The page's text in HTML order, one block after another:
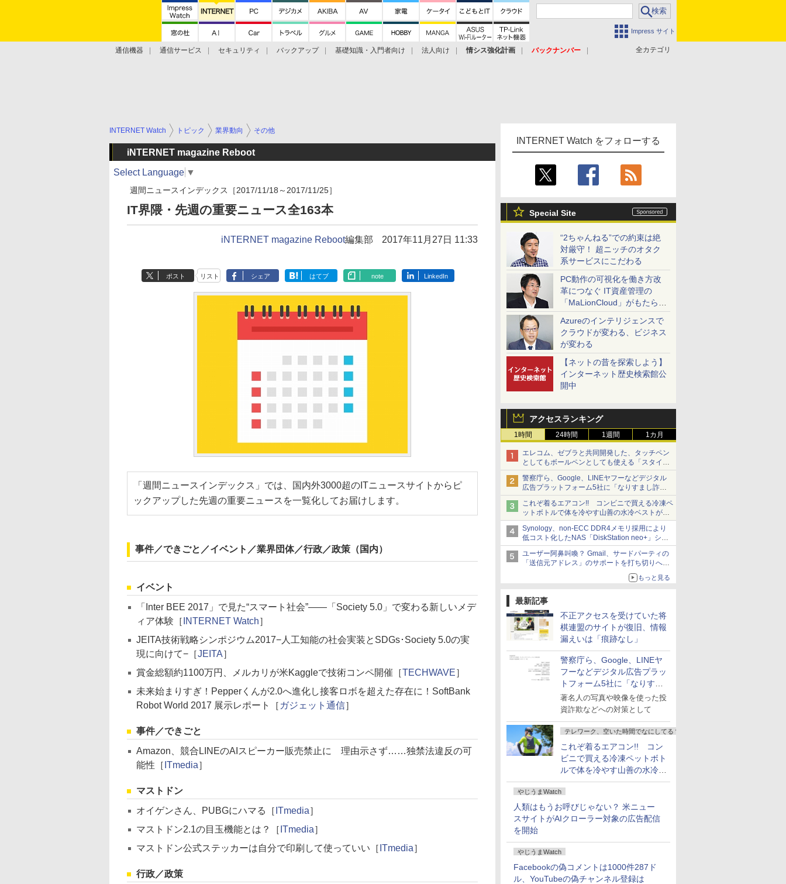
Impress サイト
全カテゴリ
通信機器 通信サービス セキュリティ バックアップ 基礎知識・入門者向け 法人向け 情シス強化計画
バックナンバー
INTERNET Watch をフォローする
Special Site
“2ちゃんねる”での約束は絶
対厳守！ 超ニッチのオタク
系サービスにこだわる
PC動作の可視化を働き方改
革につなぐ IT資産管理の
「MaLionCloud」がもたらす
変革
Azureのインテリジェンスで
クラウドが変わる、ビジネス
が変わる
【ネットの昔を探索しよう】
インターネット歴史検索館公
開中
アクセスランキング
1時間 24時間 1週間 1カ月
エレコム、ゼブラと共同開発した、タッチペン
としてもボールペンとしても使える「スタイラ
スツーウェイ」発売 iPadにも紙にも、持ち替
えずに書き込める
警察庁ら、Google、LINEヤフーなどデジタル
広告プラットフォーム5社に「なりすまし詐欺
広告」対策強化を要請 著名人の写真や映像を
使った投資詐欺などへの対策として
これぞ着るエアコン!! コンビニで買える冷凍ペ
ットボトルで体を冷やす山善の水冷ベストがロ
ードバイクにちょうどいい【ぼっち・ざ・ろー
ど！その14】【空いた時間でなにしてる？】
Synology、non-ECC DDR4メモリ採用により
低コスト化したNAS「DiskStation neo+」シリ
ーズ 予算を抑えて導入でき、ECCメモリへの
アップグレードも可能
ユーザー阿鼻叫喚？ Gmail、サードパーティの
「送信元アドレス」のサポートを打ち切りへ
もっと見る
最新記事
不正アクセスを受けていた将
棋連盟のサイトが復旧、情報
漏えいは「痕跡なし」
警察庁ら、Google、LINEヤ
フーなどデジタル広告プラッ
トフォーム5社に「なりすま
し詐欺広告」対策強化を要請
著名人の写真や映像を使った投
資詐欺などへの対策として
テレワーク、空いた時間でなにしてる？
これぞ着るエアコン!! コン
ビニで買える冷凍ペットボト
ルで体を冷やす山善の水冷ベ
ストがロードバイクにちょう
どいい【ぼっち・ざ・ろー
ど！その14】
やじうまWatch
人類はもうお呼びじゃない？ 米ニュー
スサイトがAIクローラー対象の広告配信
を開始
やじうまWatch
Facebookの偽コメントは1000件287ド
ル、YouTubeの偽チャンネル登録は
INTERNET Watch トピック 業界動向 その他
iNTERNET magazine Reboot
Select Language ▼
週間ニュースインデックス［2017/11/18～2017/11/25］
IT界隈・先週の重要ニュース全163本
iNTERNET magazine Reboot編集部 2017年11月27日 11:33
ポスト リスト シェア はてブ note LinkedIn
「週間ニュースインデックス」では、国内外3000超のITニュースサイトからピ
ックアップした先週の重要ニュースを一覧化してお届けします。
事件／できごと／イベント／業界団体／行政／政策（国内）
イベント
「Inter BEE 2017」で見た“スマート社会”――「Society 5.0」で変わる新しいメデ
ィア体験［ INTERNET Watch］
JEITA技術戦略シンポジウム2017−人工知能の社会実装とSDGs･Society 5.0の実
現に向けて−［JEITA］
賞金総額約1100万円、メルカリが米Kaggleで技術コンペ開催［TECHWAVE］
未来始まりすぎ！Pepperくんが2.0へ進化し接客ロボを超えた存在に！SoftBank
Robot World 2017 展示レポート［ ガジェット通信］
事件／できごと
Amazon、競合LINEのAIスピーカー販売禁止に 理由示さず……独禁法違反の可
能性［ ITmedia］
マストドン
オイゲンさん、PUBGにハマる［ ITmedia］
マストドン2.1の目玉機能とは？［ ITmedia］
マストドン公式ステッカーは自分で印刷して使っていい［ ITmedia］
行政／政策